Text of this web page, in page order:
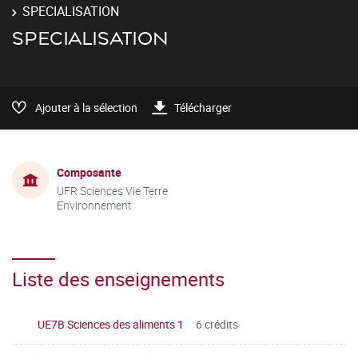
SPECIALISATION
SPECIALISATION
Ajouter à la sélection Télécharger
Composante
UFR Sciences Vie Terre
Environnement
Liste des enseignements
UE7B Sciences des aliments 1 6 crédits